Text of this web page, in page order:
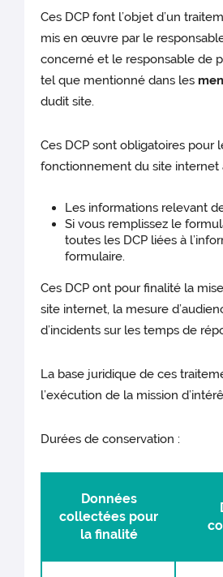
Ces DCP font l’objet d’un
mis en œuvre par le
concerné et le responsable de
tel que mentionné dans les
dudit site.
Ces DCP sont obligatoires pour
fonctionnement du site internet
Les informations relevant
Si vous remplissez le
toutes les DCP liées à
formulaire.
Ces DCP ont pour finalité la
site internet, la mesure
d’incidents sur les temps de
La base juridique de ces
l’exécution de la mission
Durées de conservation :
Données
collectées pour
la finalité